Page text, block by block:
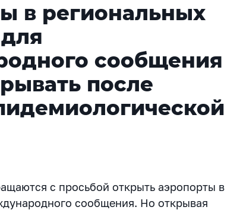
в региональных
сообщения
после
с просьбой открыть аэропорты в
сообщения. Но открывая